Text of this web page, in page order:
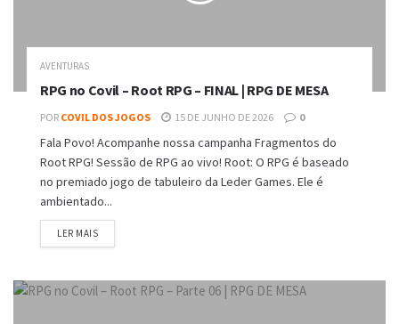
AVENTURAS
RPG no Covil – Root RPG – FINAL | RPG DE MESA
POR COVIL DOS JOGOS 15 DE JUNHO DE 2026 0
Fala Povo! Acompanhe nossa campanha Fragmentos do
Root RPG! Sessão de RPG ao vivo! Root: O RPG é baseado
no premiado jogo de tabuleiro da Leder Games. Ele é
ambientado...
LER MAISDETAILS